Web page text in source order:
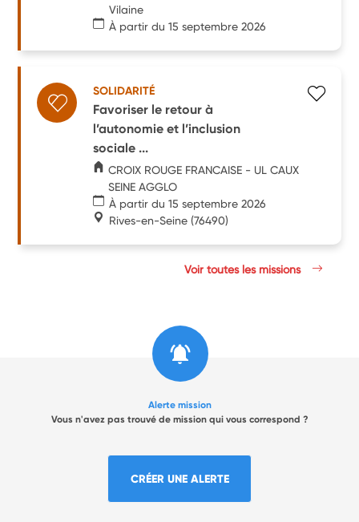
Vilaine
À partir du 15 septembre 2026
SOLIDARITÉ
Favoriser le retour à
l’autonomie et l’inclusion
sociale ...
CROIX ROUGE FRANCAISE - UL CAUX
SEINE AGGLO
À partir du 15 septembre 2026
Rives-en-Seine (76490)
Voir toutes les missions
Alerte mission
Vous n'avez pas trouvé de mission qui vous correspond ?
CRÉER UNE ALERTE